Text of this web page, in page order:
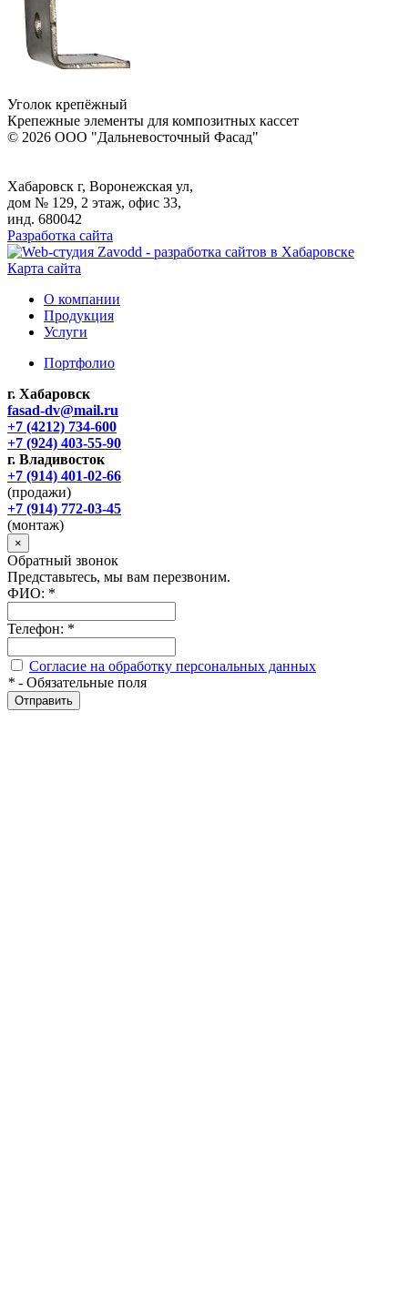
Уголок крепёжный
Крепежные элементы для композитных кассет
© 2026 ООО "Дальневосточный Фасад"
Хабаровск г, Воронежская ул,
дом № 129, 2 этаж, офис 33,
инд. 680042
Разработка сайта
Карта сайта
О компании
Продукция
Услуги
Портфолио
г. Хабаровск
fasad-dv@mail.ru
+7 (4212) 734-600
+7 (924) 403-55-90
г. Владивосток
+7 (914) 401-02-66
(продажи)
+7 (914) 772-03-45
(монтаж)
×
Обратный звонок
Представьтесь, мы вам перезвоним.
ФИО: *
Телефон: *
Согласие на обработку персональных данных
* - Обязательные поля
Отправить